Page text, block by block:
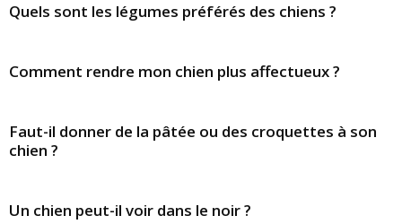
Quels sont les légumes préférés des chiens ?
Comment rendre mon chien plus affectueux ?
Faut-il donner de la pâtée ou des croquettes à son
chien ?
Un chien peut-il voir dans le noir ?